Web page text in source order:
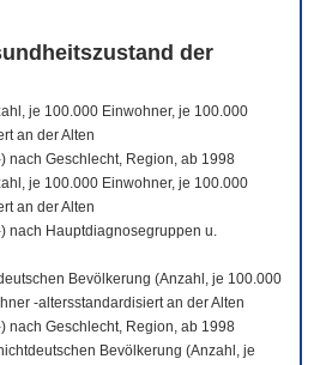
der
je 100.000 Einwohner, je 100.000
an der Alten
nach Geschlecht, Region, ab 1998
je 100.000 Einwohner, je 100.000
an der Alten
nach Hauptdiagnosegruppen u.
Bevölkerung (Anzahl, je 100.000
-altersstandardisiert an der Alten
nach Geschlecht, Region, ab 1998
Bevölkerung (Anzahl, je